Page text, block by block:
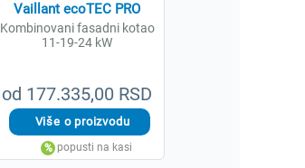
od 177.335,00 RSD
Vaillant ecoTEC PRO
Kombinovani fasadni kotao
11-19-24 kW